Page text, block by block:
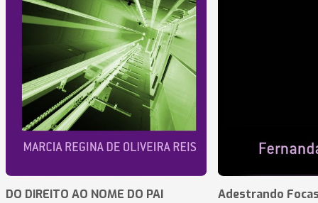
DO DIREITO AO NOME DO PAI Adestrando